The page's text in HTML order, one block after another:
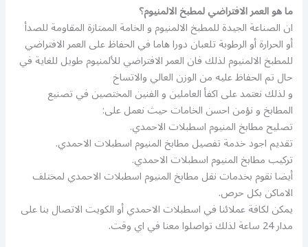
ما هو العمر الافتراضي لمطبخ الالمنيوم؟
ان الصناعة الجيدة للمطبخ الالمنيوم و الخامة الممتازة المقاومة للصدأ
أو الحرارة أو الرطوبة تلعبان دورا هاما في الحفاظ على العمر الافتراضي
للمطبخ الالمنيوم لذلك فان العمر الافتراضي للألمنيوم طويل للغاية في
حال تم الحفاظ عليه من الوزن العالي والاتساخ
و لذلك نعتمد على اكفأ العاملين و الفنين المختصين في تصنيع
المطابخ و نؤمن احسن الخامات حيث نعمل على:
تصليح مطابخ المنيوم اسطبلات الاحمدي.
تقديم اجود خدمة تفصيل مطابخ المنيوم اسطبلات الاحمدي.
تركيب مطابخ المنيوم اسطبلات الاحمدي.
أيضا نقوم بخدمات نقل مطابخ المنيوم اسطبلات الاحمدي لمختلف
الاماكن بكل حرص.
يمكن لكافة عملائنا في اسطبلات الاحمدي أو الكويت الاتصال بنا على
مدار 24 ساعة لذلك تواصلوا معنا في اي وقت.